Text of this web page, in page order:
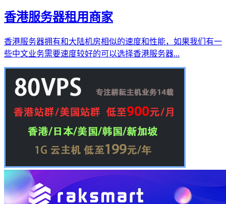
香港服务器租用商家
香港服务器拥有和大陆机房相似的速度和性能，如果我们有一
些中文业务需要速度较好的可以选择香港服务器...